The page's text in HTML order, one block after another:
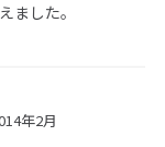
ました。
年2月